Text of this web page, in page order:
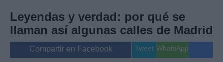
Internacional
Viajes
Gente
Musica
Leyendas y verdad: por qué se
llaman así algunas calles de Madrid
Compartir en Facebook Tweet WhatsApp